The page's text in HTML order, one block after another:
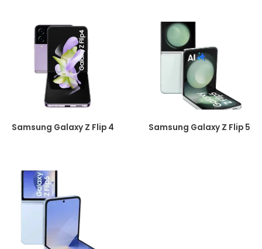
Samsung Galaxy Z Flip 4 Samsung Galaxy Z Flip 5